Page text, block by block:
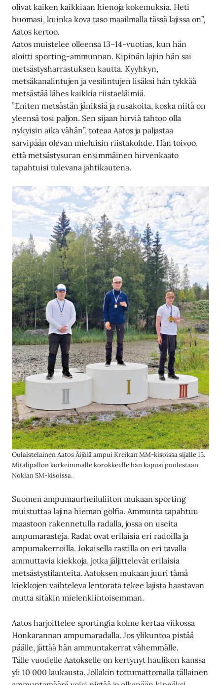
olivat kaiken kaikkiaan hienoja kokemuksia. Heti
huomasi, kuinka kova taso maailmalla tässä lajissa on”,
Aatos kertoo.
Aatos muistelee olleensa 13–14-vuotias, kun hän
aloitti sporting-ammunnan. Kipinän lajiin hän sai
metsästysharrastuksen kautta. Kyyhkyn,
metsäkanalintujen ja vesilintujen lisäksi hän tykkää
metsästää lähes kaikkia riistaeläimiä.
”Eniten metsästän jäniksiä ja rusakoita, koska niitä on
yleensä tosi paljon. Sen sijaan hirviä tahtoo olla
nykyisin aika vähän”, toteaa Aatos ja paljastaa
sarvipään olevan mieluisin riistakohde. Hän toivoo,
että metsästysuran ensimmäinen hirvenkaato
tapahtuisi tulevana jahtikautena.
Oulaistelainen Aatos Äijälä ampui Kreikan MM-kisoissa sijalle 15.
Mitalipallon korkeimmalle korokkeelle hän kapusi puolestaan
Nokian SM-kisoissa.
Suomen ampumaurheiluliiton mukaan sporting
muistuttaa lajina hieman golfia. Ammunta tapahtuu
maastoon rakennetulla radalla, jossa on useita
ampumarasteja. Radat ovat erilaisia eri radoilla ja
ampumakerroilla. Jokaisella rastilla on eri tavalla
ammuttavia kiekkoja, jotka jäljittelevät erilaisia
metsästystilanteita. Aatoksen mukaan juuri tämä
kiekkojen vaihteleva lentorata tekee lajista haastavan
mutta sitäkin mielenkiintoisemman.
Aatos harjoittelee sportingia kolme kertaa viikossa
Honkarannan ampumaradalla. Jos ylikuntoa pistää
päälle, jättää hän ammuntakerrat vähemmälle.
Tälle vuodelle Aatokselle on kertynyt haulikon kanssa
yli 10 000 laukausta. Jollakin tottumattomalla tällainen